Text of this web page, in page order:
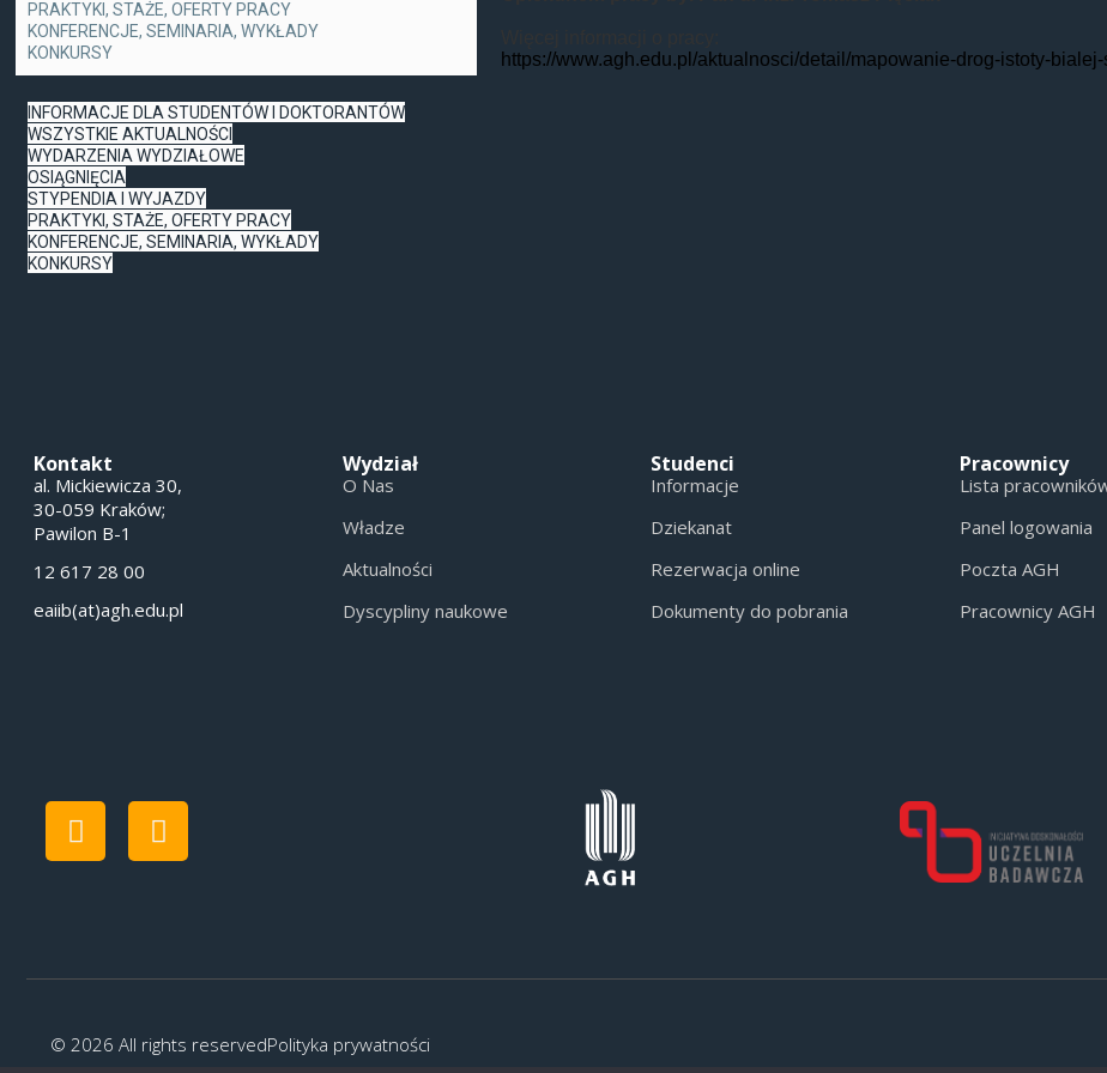
PRAKTYKI, STAŻE, OFERTY PRACY
KONFERENCJE, SEMINARIA, WYKŁADY
KONKURSY
https://www.agh.edu.pl/aktualnosci/detail/mapowanie-drog-istoty-
INFORMACJE DLA STUDENTÓW I DOKTORANTÓW
WSZYSTKIE AKTUALNOŚCI
WYDARZENIA WYDZIAŁOWE
OSIĄGNIĘCIA
STYPENDIA I WYJAZDY
PRAKTYKI, STAŻE, OFERTY PRACY
KONFERENCJE, SEMINARIA, WYKŁADY
KONKURSY
Kontakt
al. Mickiewicza 30,
30-059 Kraków;
Pawilon B-1
12 617 28 00
eaiib(at)agh.edu.pl
Wydział
O Nas
Władze
Aktualności
Dyscypliny naukowe
Studenci
Informacje
Dziekanat
Rezerwacja online
Dokumenty do pobrania
Pracownicy
Lista
Panel logowania
Poczta AGH
Pracownicy AGH
© 2026 All rights reservedPolityka prywatności